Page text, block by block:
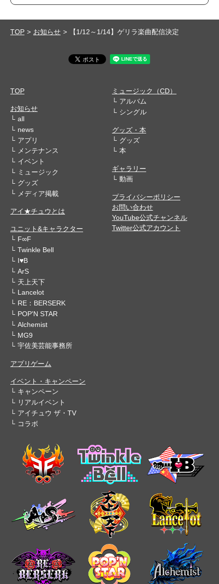
TOP お知らせ 【1/12～1/14】ゲリラ楽曲配信決定
TOP
お知らせ
all
news
アプリ
メンテナンス
イベント
ミュージック
グッズ
メディア掲載
アイ★チュウとは
ユニット&キャラクター
F∞F
Twinkle Bell
I♥B
ArS
天上天下
Lancelot
RE：BERSERK
POP'N STAR
Alchemist
MG9
宇佐美芸能事務所
アプリゲーム
イベント・キャンペーン
キャンペーン
リアルイベント
アイチュウ ザ・TV
コラボ
ミュージック（CD）
アルバム
シングル
グッズ・本
グッズ
本
ギャラリー
動画
プライバシーポリシー
お問い合わせ
YouTube公式チャンネル
Twitter公式アカウント